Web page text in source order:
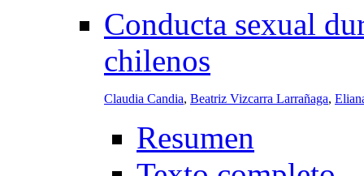
Conducta sexual
chilenos
Claudia Candia, Beatriz Vizcarra Larrañaga,
Resumen